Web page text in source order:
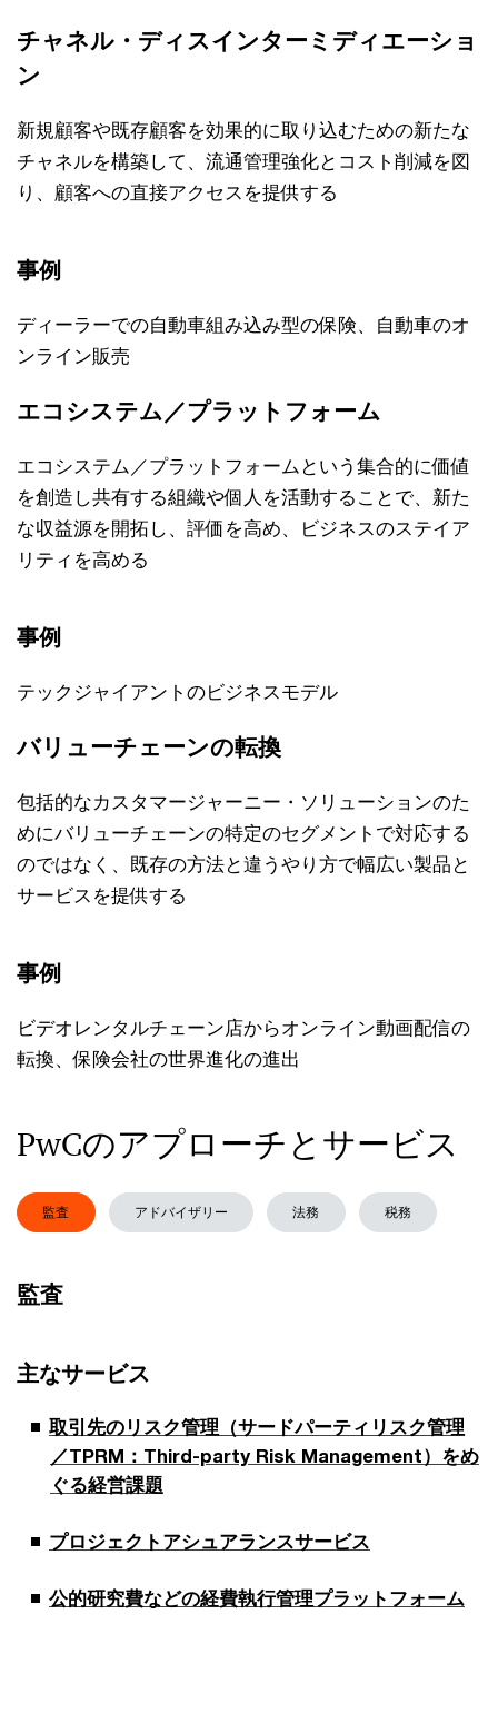
チャネル・ディスインターミディエーショ
ン
新規顧客や既存顧客を効果的に取り込むための新たな
チャネルを構築して、流通管理強化とコスト削減を図
り、顧客への直接アクセスを提供する
事例
ディーラーでの自動車組み込み型の保険、自動車のオ
ンライン販売
エコシステム／プラットフォーム
エコシステム／プラットフォームという集合的に価値
を創造し共有する組織や個人を活動することで、新た
な収益源を開拓し、評価を高め、ビジネスのステイア
リティを高める
事例
テックジャイアントのビジネスモデル
バリューチェーンの転換
包括的なカスタマージャーニー・ソリューションのた
めにバリューチェーンの特定のセグメントで対応する
のではなく、既存の方法と違うやり方で幅広い製品と
サービスを提供する
事例
ビデオレンタルチェーン店からオンライン動画配信の
転換、保険会社の世界進化の進出
PwCのアプローチとサービス
監査 アドバイザリー 法務 税務
監査
主なサービス
取引先のリスク管理（サードパーティリスク管理
／TPRM：Third-party Risk Management）をめ
ぐる経営課題
プロジェクトアシュアランスサービス
公的研究費などの経費執行管理プラットフォーム